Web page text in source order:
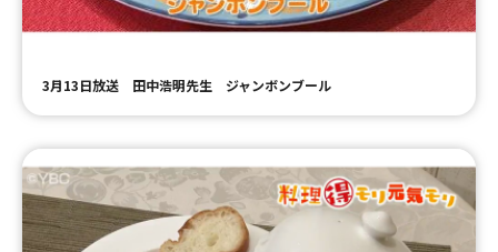
ＹＢＣオンデマンド
3月13日放送 田中浩明先生 ジャンボンブール